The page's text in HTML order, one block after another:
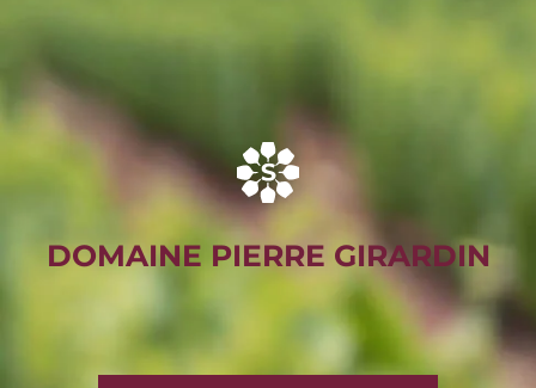
DOMAINE PIERRE GIRARDIN